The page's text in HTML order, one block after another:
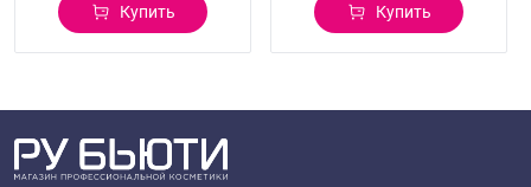
Купить Купить